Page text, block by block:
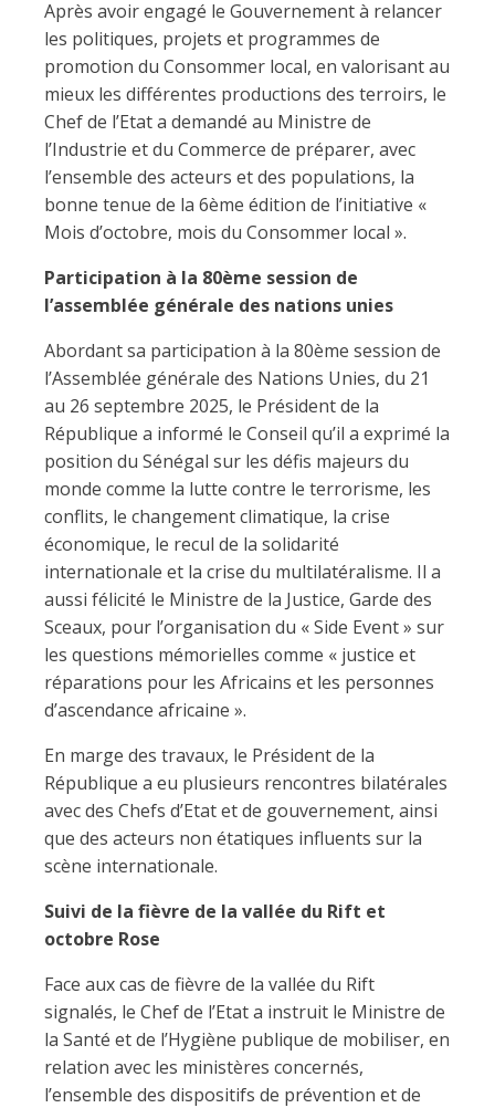
Après avoir engagé le Gouvernement à relancer
les politiques, projets et programmes de
promotion du Consommer local, en valorisant au
mieux les différentes productions des terroirs, le
Chef de l’Etat a demandé au Ministre de
l’Industrie et du Commerce de préparer, avec
l’ensemble des acteurs et des populations, la
bonne tenue de la 6ème édition de l’initiative «
Mois d’octobre, mois du Consommer local ».
Participation à la 80ème session de
l’assemblée générale des nations unies
Abordant sa participation à la 80ème session de
l’Assemblée générale des Nations Unies, du 21
au 26 septembre 2025, le Président de la
République a informé le Conseil qu’il a exprimé la
position du Sénégal sur les défis majeurs du
monde comme la lutte contre le terrorisme, les
conflits, le changement climatique, la crise
économique, le recul de la solidarité
internationale et la crise du multilatéralisme. Il a
aussi félicité le Ministre de la Justice, Garde des
Sceaux, pour l’organisation du « Side Event » sur
les questions mémorielles comme « justice et
réparations pour les Africains et les personnes
d’ascendance africaine ».
En marge des travaux, le Président de la
République a eu plusieurs rencontres bilatérales
avec des Chefs d’Etat et de gouvernement, ainsi
que des acteurs non étatiques influents sur la
scène internationale.
Suivi de la fièvre de la vallée du Rift et
octobre Rose
Face aux cas de fièvre de la vallée du Rift
signalés, le Chef de l’Etat a instruit le Ministre de
la Santé et de l’Hygiène publique de mobiliser, en
relation avec les ministères concernés,
l’ensemble des dispositifs de prévention et de